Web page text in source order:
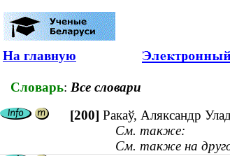
На главную
Словарь: Все словари
[200] Ракаў, Аляксандр
См. также:
См. также на